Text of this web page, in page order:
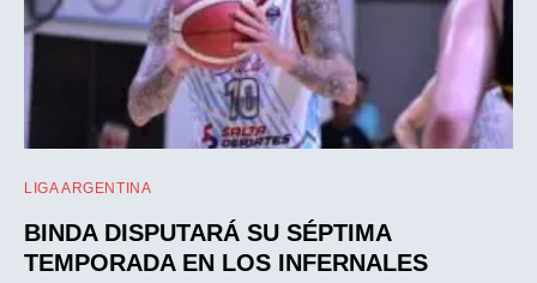
LIGA ARGENTINA
BINDA DISPUTARÁ SU SÉPTIMA
TEMPORADA EN LOS INFERNALES